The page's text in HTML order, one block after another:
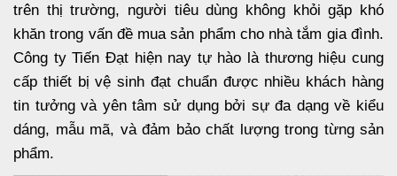
trên thị trường, người tiêu dùng không khỏi gặp khó
khăn trong vấn đề mua sản phẩm cho nhà tắm gia đình.
Công ty Tiến Đạt hiện nay tự hào là thương hiệu cung
cấp thiết bị vệ sinh đạt chuẩn được nhiều khách hàng
tin tưởng và yên tâm sử dụng bởi sự đa dạng về kiểu
dáng, mẫu mã, và đảm bảo chất lượng trong từng sản
phẩm.